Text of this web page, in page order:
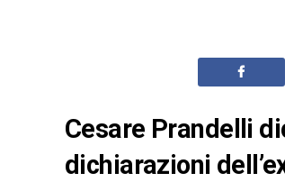
Cesare Prandelli
dichiarazioni